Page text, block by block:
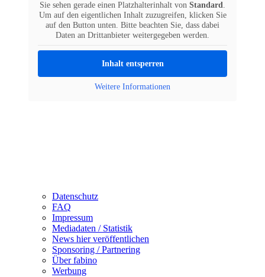
Sie sehen gerade einen Platzhalterinhalt von Standard.
Um auf den eigentlichen Inhalt zuzugreifen, klicken Sie
auf den Button unten. Bitte beachten Sie, dass dabei
Daten an Drittanbieter weitergegeben werden.
Inhalt entsperren
Weitere Informationen
Datenschutz
FAQ
Impressum
Mediadaten / Statistik
News hier veröffentlichen
Sponsoring / Partnering
Über fabino
Werbung